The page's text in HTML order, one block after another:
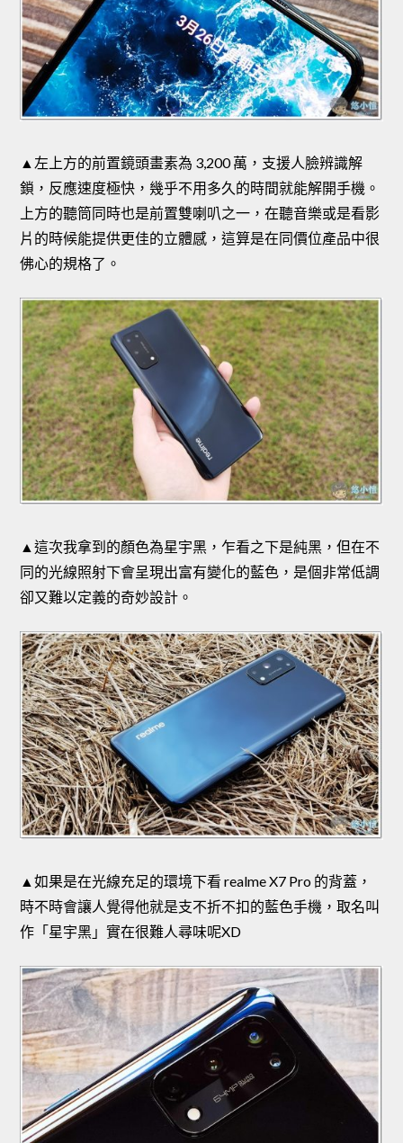
▲左上方的前置鏡頭畫素為 3,200 萬，支援人臉辨識解
鎖，反應速度極快，幾乎不用多久的時間就能解開手機。
上方的聽筒同時也是前置雙喇叭之一，在聽音樂或是看影
片的時候能提供更佳的立體感，這算是在同價位產品中很
佛心的規格了。
▲這次我拿到的顏色為星宇黑，乍看之下是純黑，但在不
同的光線照射下會呈現出富有變化的藍色，是個非常低調
卻又難以定義的奇妙設計。
▲如果是在光線充足的環境下看 realme X7 Pro 的背蓋，
時不時會讓人覺得他就是支不折不扣的藍色手機，取名叫
作「星宇黑」實在很難人尋味呢XD